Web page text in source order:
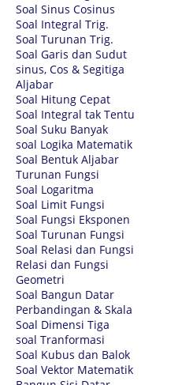
Soal Sinus Cosinus
Soal Integral Trig.
Soal Turunan Trig.
Soal Garis dan Sudut
sinus, Cos & Segitiga
Aljabar
Soal Hitung Cepat
Soal Integral tak Tentu
Soal Suku Banyak
soal Logika Matematik
Soal Bentuk Aljabar
Turunan Fungsi
Soal Logaritma
Soal Limit Fungsi
Soal Fungsi Eksponen
Soal Turunan Fungsi
Soal Relasi dan Fungsi
Relasi dan Fungsi
Geometri
Soal Bangun Datar
Perbandingan & Skala
Soal Dimensi Tiga
soal Tranformasi
Soal Kubus dan Balok
Soal Vektor Matematik